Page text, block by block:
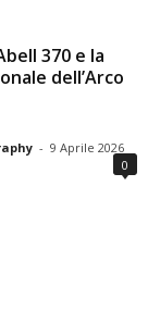
370 e la
dell’Arco
- 9 Aprile 2026
0